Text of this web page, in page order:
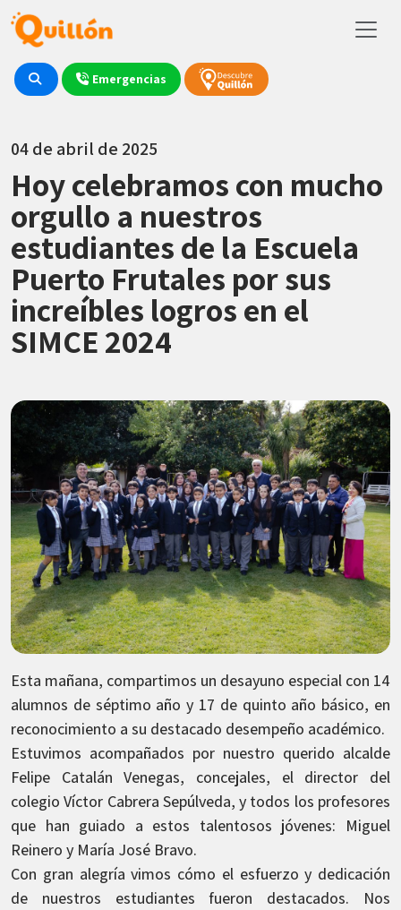
Emergencias
04 de abril de 2025
Hoy celebramos con mucho
orgullo a nuestros
estudiantes de la Escuela
Puerto Frutales por sus
increíbles logros en el
SIMCE 2024
Esta mañana, compartimos un desayuno especial con 14
alumnos de séptimo año y 17 de quinto año básico, en
reconocimiento a su destacado desempeño académico.
Estuvimos acompañados por nuestro querido alcalde
Felipe Catalán Venegas, concejales, el director del
colegio Víctor Cabrera Sepúlveda, y todos los profesores
que han guiado a estos talentosos jóvenes: Miguel
Reinero y María José Bravo.
Con gran alegría vimos cómo el esfuerzo y dedicación
de nuestros estudiantes fueron destacados. Nos